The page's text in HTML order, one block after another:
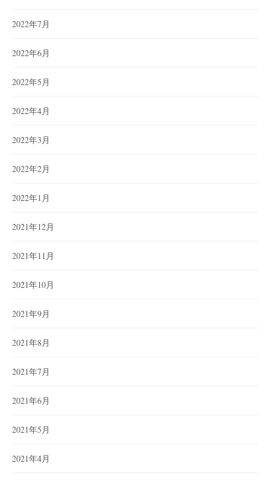
2022年7月
2022年6月
2022年5月
2022年4月
2022年3月
2022年2月
2022年1月
2021年12月
2021年11月
2021年10月
2021年9月
2021年8月
2021年7月
2021年6月
2021年5月
2021年4月